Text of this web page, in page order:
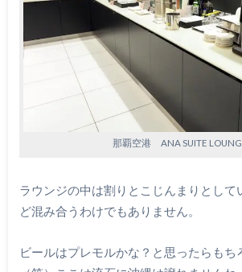
那覇空港 ANA SUITE
ラウンジの中は割りとこじんまりとして
ど混み合うわけでもありません。
ビールはプレモルかな？と思ったらもち